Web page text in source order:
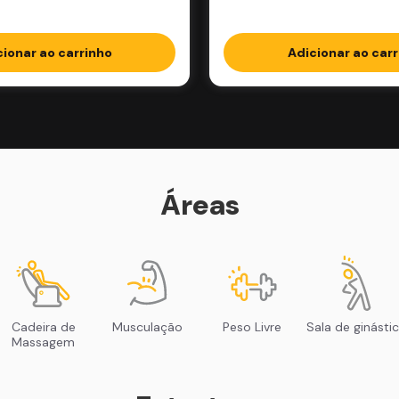
ao carrinho Adicionar ao
Áreas
Cadeira de
Massagem
Musculação Peso Livre Sala de